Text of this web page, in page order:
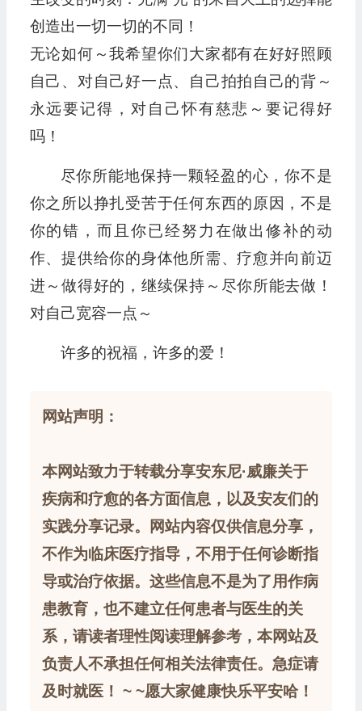
创造出一切一切的不同！
无论如何～我希望你们大家都有在好好照顾
自己、对自己好一点、自己拍拍自己的背～
永远要记得，对自己怀有慈悲～要记得好
吗！
尽你所能地保持一颗轻盈的心，你不是
你之所以挣扎受苦于任何东西的原因，不是
你的错，而且你已经努力在做出修补的动
作、提供给你的身体他所需、疗愈并向前迈
进～做得好的，继续保持～尽你所能去做！
对自己宽容一点～
许多的祝福，许多的爱！
网站声明：
本网站致力于转载分享安东尼·威廉关于
疾病和疗愈的各方面信息，以及安友们的
实践分享记录。网站内容仅供信息分享，
不作为临床医疗指导，不用于任何诊断指
导或治疗依据。这些信息不是为了用作病
患教育，也不建立任何患者与医生的关
系，请读者理性阅读理解参考，本网站及
负责人不承担任何相关法律责任。急症请
及时就医！ ~ ~愿大家健康快乐平安哈！